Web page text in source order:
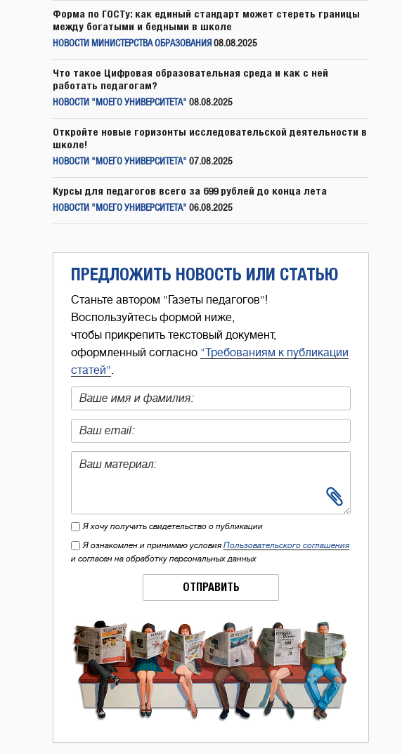
Форма по ГОСТу: как единый стандарт может стереть границы
между богатыми и бедными в школе
НОВОСТИ МИНИСТЕРСТВА ОБРАЗОВАНИЯ 08.08.2025
Что такое Цифровая образовательная среда и как с ней
работать педагогам?
НОВОСТИ "МОЕГО УНИВЕРСИТЕТА" 08.08.2025
Откройте новые горизонты исследовательской деятельности в
школе!
НОВОСТИ "МОЕГО УНИВЕРСИТЕТА" 07.08.2025
Курсы для педагогов всего за 699 рублей до конца лета
НОВОСТИ "МОЕГО УНИВЕРСИТЕТА" 06.08.2025
ПРЕДЛОЖИТЬ НОВОСТЬ ИЛИ СТАТЬЮ
Станьте автором "Газеты педагогов"!
Воспользуйтесь формой ниже,
чтобы прикрепить текстовый документ,
оформленный согласно "Требованиям к публикации
статей"
Я хочу получить свидетельство о публикации
Я ознакомлен и принимаю условия Пользовательского соглашения
и согласен на обработку персональных данных
ОТПРАВИТЬ